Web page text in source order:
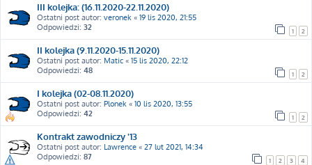
III kolejka: (16.11.2020-22.11.2020)
Ostatni post autor: veronek « 19 lis 2020, 21:55
Odpowiedzi: 32 1 2
II kolejka (9.11.2020-15.11.2020)
Ostatni post autor: Matic « 15 lis 2020, 22:12
Odpowiedzi: 48 1 2
I kolejka (02-08.11.2020)
Ostatni post autor: Plonek « 10 lis 2020, 13:55
Odpowiedzi: 42 1 2
Kontrakt zawodniczy '13
Ostatni post autor: Lawrence « 27 lut 2021, 14:34
Odpowiedzi: 87 1 2 3 4